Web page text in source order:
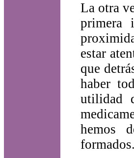
La otra
primera
estar
que
haber
utilidad
hemos
formados.